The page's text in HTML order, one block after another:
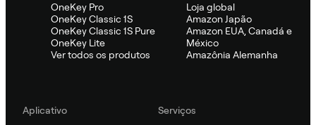
OneKey Pro
OneKey Classic 1S
OneKey Classic 1S Pure
OneKey Lite
Ver todos os produtos
Loja global
Amazon Japão
Amazon EUA, Canadá e
México
Amazônia Alemanha
Aplicativo
Serviços